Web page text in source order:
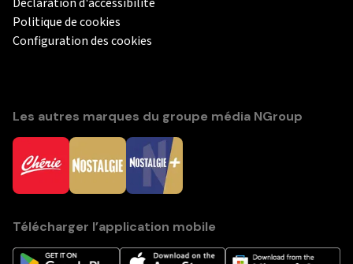
Politique de cookies
Configuration des cookies
Les autres marques du groupe média NGroup
Télécharger l’application mobile